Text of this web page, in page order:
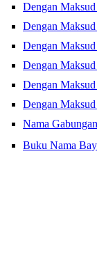
Dengan
Dengan
Dengan
Dengan
Dengan
Dengan
Nama Gabungan
Buku Nama